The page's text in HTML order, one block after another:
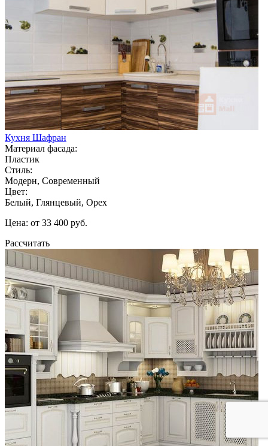
Кухня Шафран
Материал фасада:
Пластик
Стиль:
Модерн, Современный
Цвет:
Белый, Глянцевый, Орех
Цена: от 33 400 руб.
Рассчитать